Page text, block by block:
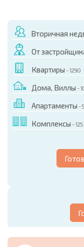
Вторичная
От
Квартиры - 1290
Дома, Виллы -
Апартаменты -
Комплексы - 125